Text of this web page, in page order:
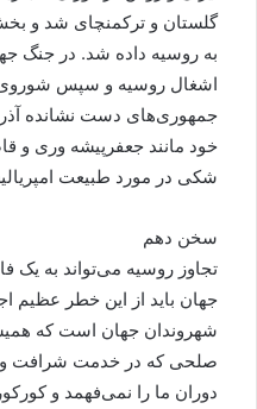
گلستان و ترکمنچای شد و
به روسیه داده شد. در جنگ
اشغال روسیه و سپس شوروی
جمهوری‌های دست نشانده
خود مانند جعفرپیشه وری و
شکی در مورد طبیعت
سخن دهم
تجاوز روسیه می‌تواند به یک
جهان باید از این خطر عظیم
شهروندان جهان است که
صلحی که در خدمت شرافت و
دوران ما را نمی‌فهمد و